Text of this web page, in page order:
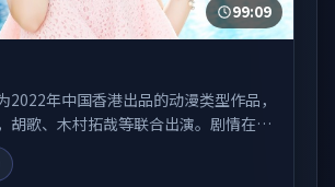
99:09
2022年中国香港出品的动漫类型作品，
胡歌、木村拓哉等联合出演。剧情在人
进中展开，兼具叙事张力与视听质感。
线观看、热播国产剧与院线佳片的观众